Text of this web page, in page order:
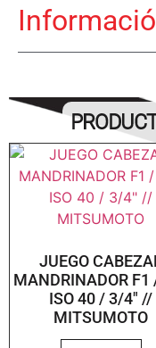
JUEGO
MANDRINADOR F1
ISO 40 / 3/4″ //
MITSUMOTO